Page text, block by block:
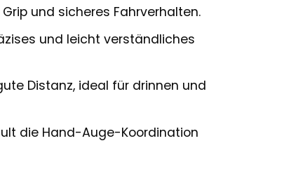
und sicheres Fahrverhalten.
und leicht verständliches
Distanz, ideal für drinnen und
die Hand-Auge-Koordination